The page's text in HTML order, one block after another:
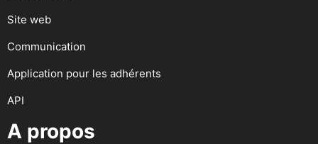
Site web
Communication
Application pour les adhérents
API
A propos